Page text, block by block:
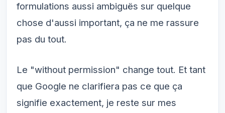
formulations aussi ambiguës sur quelque
chose d'aussi important, ça ne me rassure
pas du tout.
Le "without permission" change tout. Et tant
que Google ne clarifiera pas ce que ça
signifie exactement, je reste sur mes